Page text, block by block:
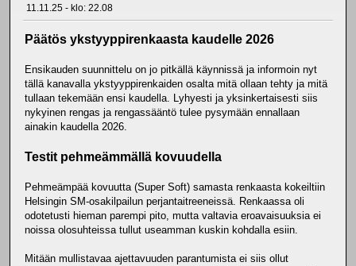
11.11.25 - klo: 22.08
Päätös ykstyyppirenkaasta kaudelle 2026
Ensikauden suunnittelu on jo pitkällä käynnissä ja informoin nyt
tällä kanavalla ykstyyppirenkaiden osalta mitä ollaan tehty ja mitä
tullaan tekemään ensi kaudella. Lyhyesti ja yksinkertaisesti siis
nykyinen rengas ja rengassääntö tulee pysymään ennallaan
ainakin kaudella 2026.
Testit pehmeämmällä kovuudella
Pehmeämpää kovuutta (Super Soft) samasta renkaasta kokeiltiin
Helsingin SM-osakilpailun perjantaitreeneissä. Renkaassa oli
odotetusti hieman parempi pito, mutta valtavia eroavaisuuksia ei
noissa olosuhteissa tullut useamman kuskin kohdalla esiin.
Mitään mullistavaa ajettavuuden parantumista ei siis ollut